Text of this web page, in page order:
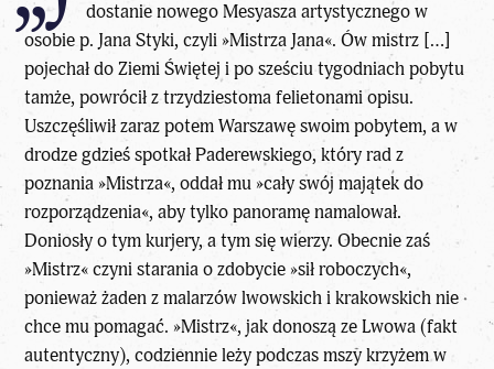
dostanie nowego Mesyasza artystycznego w
osobie p. Jana Styki, czyli »Mistrza Jana«. Ów mistrz […]
pojechał do Ziemi Świętej i po sześciu tygodniach pobytu
tamże, powrócił z trzydziestoma felietonami opisu.
Uszczęśliwił zaraz potem Warszawę swoim pobytem, a w
drodze gdzieś spotkał Paderewskiego, który rad z
poznania »Mistrza«, oddał mu »cały swój majątek do
rozporządzenia«, aby tylko panoramę namalował.
Doniosły o tym kurjery, a tym się wierzy. Obecnie zaś
»Mistrz« czyni starania o zdobycie »sił roboczych«,
ponieważ żaden z malarzów lwowskich i krakowskich nie
chce mu pomagać. »Mistrz«, jak donoszą ze Lwowa (fakt
autentyczny), codziennie leży podczas mszy krzyżem w